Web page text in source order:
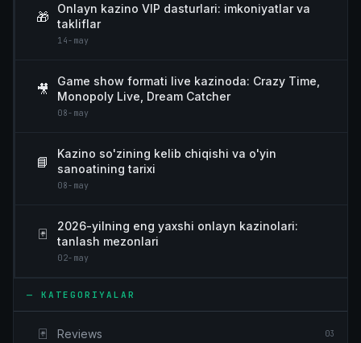
🎁
Onlayn kazino VIP dasturlari: imkoniyatlar va
takliflar
14-may
🎥
Game show formati live kazinoda: Crazy Time,
Monopoly Live, Dream Catcher
08-may
📘
Kazino so'zining kelib chiqishi va o'yin
sanoatining tarixi
08-may
🃏
2026-yilning eng yaxshi onlayn kazinolari:
tanlash mezonlari
02-may
— KATEGORIYALAR
🃏 Reviews 03